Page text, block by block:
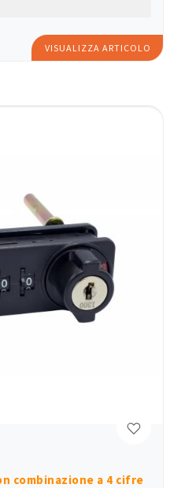
VISUALIZZA ARTICOLO
combinazione a 4 cifre